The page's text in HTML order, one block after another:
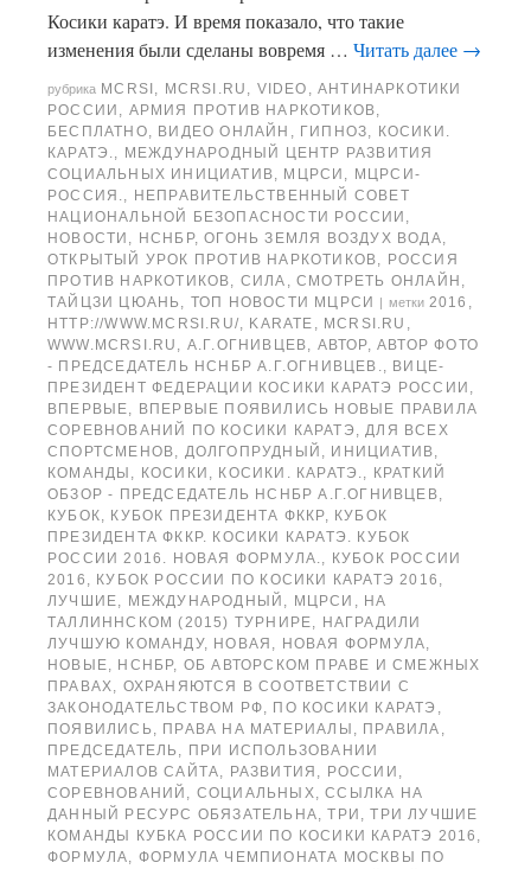
Косики каратэ. И время показало, что такие
изменения были сделаны вовремя … Читать далее →
рубрика MCRSI , MCRSI.RU , VIDEO ,АНТИНАРКОТИКИ
РОССИИ , АРМИЯ ПРОТИВ НАРКОТИКОВ,
БЕСПЛАТНО, ВИДЕО ОНЛАЙН , ГИПНОЗ, КОСИКИ.
КАРАТЭ., МЕЖДУНАРОДНЫЙ ЦЕНТР РАЗВИТИЯ
СОЦИАЛЬНЫХ ИНИЦИАТИВ, МЦРСИ , МЦРСИ-
РОССИЯ., НЕПРАВИТЕЛЬСТВЕННЫЙ СОВЕТ
НАЦИОНАЛЬНОЙ БЕЗОПАСНОСТИ РОССИИ ,
НОВОСТИ , НСНБР,ОГОНЬ ЗЕМЛЯ ВОЗДУХ ВОДА,
ОТКРЫТЫЙ УРОК ПРОТИВ НАРКОТИКОВ, РОССИЯ
ПРОТИВ НАРКОТИКОВ, СИЛА ,СМОТРЕТЬ ОНЛАЙН ,
ТАЙЦЗИ ЦЮАНЬ, ТОП НОВОСТИ МЦРСИ | метки 2016 ,
HTTP://WWW.MCRSI.RU/, KARATE , MCRSI.RU ,
WWW.MCRSI.RU , А.Г.ОГНИВЦЕВ, АВТОР,АВТОР ФОТО
- ПРЕДСЕДАТЕЛЬ НСНБР А.Г.ОГНИВЦЕВ., ВИЦЕ-
ПРЕЗИДЕНТ ФЕДЕРАЦИИ КОСИКИ КАРАТЭ РОССИИ ,
ВПЕРВЫЕ, ВПЕРВЫЕ ПОЯВИЛИСЬ НОВЫЕ ПРАВИЛА
СОРЕВНОВАНИЙ ПО КОСИКИ КАРАТЭ ,ДЛЯ ВСЕХ
СПОРТСМЕНОВ, ДОЛГОПРУДНЫЙ , ИНИЦИАТИВ,
КОМАНДЫ , КОСИКИ , КОСИКИ. КАРАТЭ., КРАТКИЙ
ОБЗОР - ПРЕДСЕДАТЕЛЬ НСНБР А.Г.ОГНИВЦЕВ,
КУБОК, КУБОК ПРЕЗИДЕНТА ФККР, КУБОК
ПРЕЗИДЕНТА ФККР. КОСИКИ КАРАТЭ. КУБОК
РОССИИ 2016. НОВАЯ ФОРМУЛА., КУБОК РОССИИ
2016 , КУБОК РОССИИ ПО КОСИКИ КАРАТЭ 2016 ,
ЛУЧШИЕ, МЕЖДУНАРОДНЫЙ , МЦРСИ , НА
ТАЛЛИННСКОМ (2015) ТУРНИРЕ, НАГРАДИЛИ
ЛУЧШУЮ КОМАНДУ, НОВАЯ , НОВАЯ ФОРМУЛА,
НОВЫЕ, НСНБР, ОБ АВТОРСКОМ ПРАВЕ И СМЕЖНЫХ
ПРАВАХ, ОХРАНЯЮТСЯ В СООТВЕТСТВИИ С
ЗАКОНОДАТЕЛЬСТВОМ РФ, ПО КОСИКИ КАРАТЭ ,
ПОЯВИЛИСЬ, ПРАВА НА МАТЕРИАЛЫ , ПРАВИЛА ,
ПРЕДСЕДАТЕЛЬ, ПРИ ИСПОЛЬЗОВАНИИ
МАТЕРИАЛОВ САЙТА, РАЗВИТИЯ , РОССИИ ,
СОРЕВНОВАНИЙ , СОЦИАЛЬНЫХ,ССЫЛКА НА
ДАННЫЙ РЕСУРС ОБЯЗАТЕЛЬНА,ТРИ ,ТРИ ЛУЧШИЕ
КОМАНДЫ КУБКА РОССИИ ПО КОСИКИ КАРАТЭ 2016 ,
ФОРМУЛА, ФОРМУЛА ЧЕМПИОНАТА МОСКВЫ ПО